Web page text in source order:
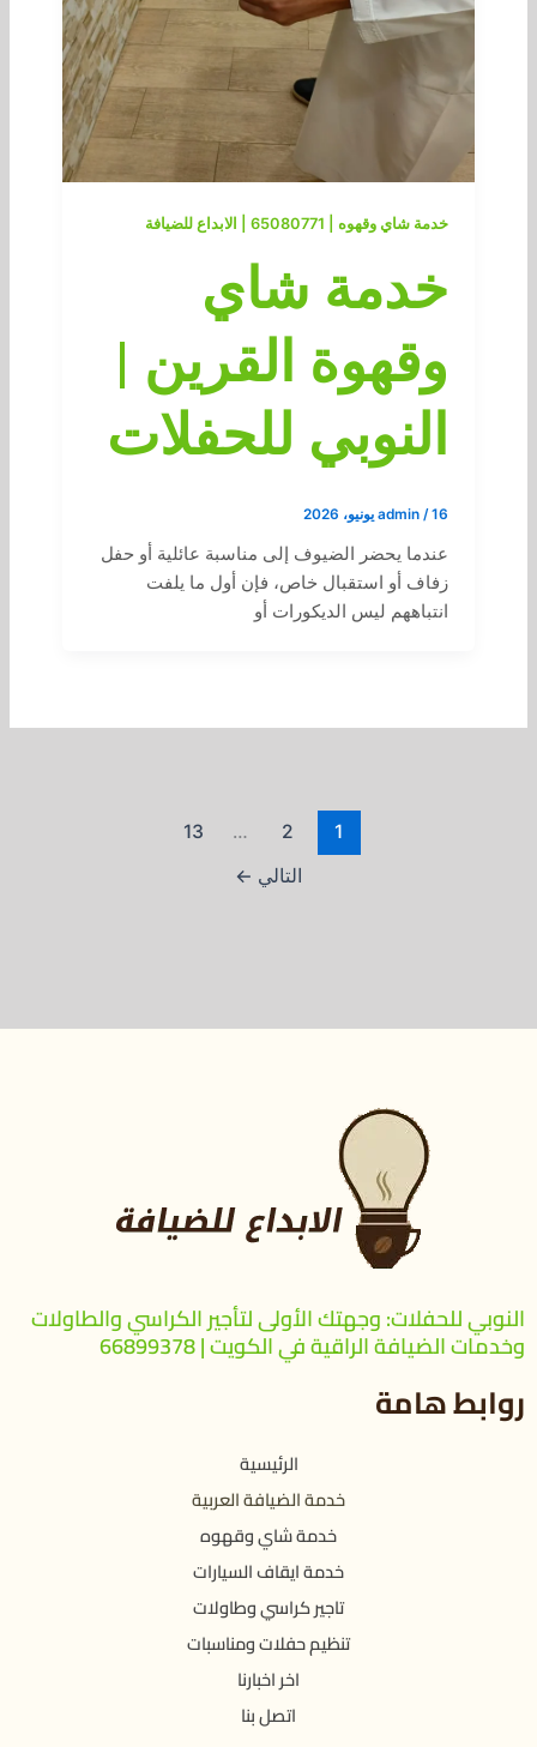
خدمة شاي وقهوه | 65080771 | الابداع للضيافة
خدمة شاي
وقهوة القرين |
النوبي للحفلات
admin /16 يونيو، 2026
عندما يحضر الضيوف إلى مناسبة عائلية أو حفل
زفاف أو استقبال خاص، فإن أول ما يلفت
انتباههم ليس الديكورات أو
1
2
…
13
التالي ←
النوبي للحفلات: وجهتك الأولى لتأجير الكراسي والطاولات
وخدمات الضيافة الراقية في الكويت | 66899378
روابط هامة
الرئيسية
خدمة الضيافة العربية
خدمة شاي وقهوه
خدمة ايقاف السيارات
تاجير كراسي وطاولات
تنظيم حفلات ومناسبات
اخر اخبارنا
اتصل بنا